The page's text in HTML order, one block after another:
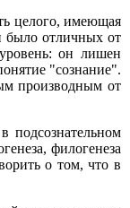
целого, имеющая
было отличных от
он лишен
"сознание".
производным от
подсознательном
филогенеза
о том, что в